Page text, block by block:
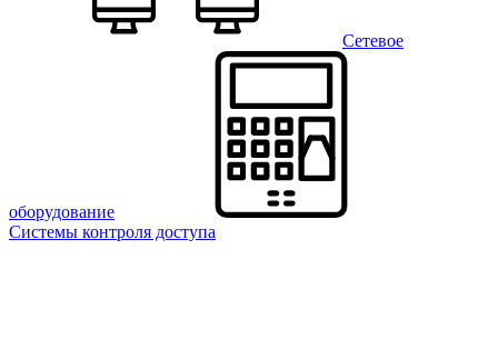
Сетевое
оборудование
Системы контроля доступа